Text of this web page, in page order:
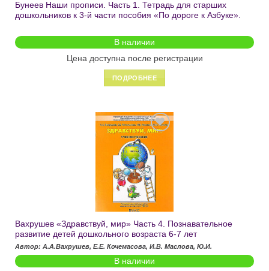
Бунеев Наши прописи. Часть 1. Тетрадь для старших
дошкольников к 3-й части пособия «По дороге к Азбуке».
В наличии
Цена доступна после регистрации
ПОДРОБНЕЕ
Добавить
в список
желаний
Вахрушев «Здравствуй, мир» Часть 4. Познавательное
развитие детей дошкольного возраста 6-7 лет
Автор: А.А.Вахрушев, Е.Е. Кочемасова, И.В. Маслова, Ю.И.
В наличии